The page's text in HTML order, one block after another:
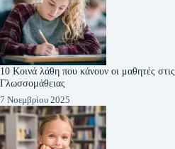
10 Κοινά λάθη που κάνουν οι μαθητές στις
Γλωσσομάθειας
7 Νοεμβρίου 2025